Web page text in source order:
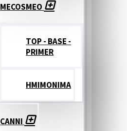
MECOSMEO
TOP - BASE -
PRIMER
ΗΜΙΜΟΝΙΜΑ
CANNI